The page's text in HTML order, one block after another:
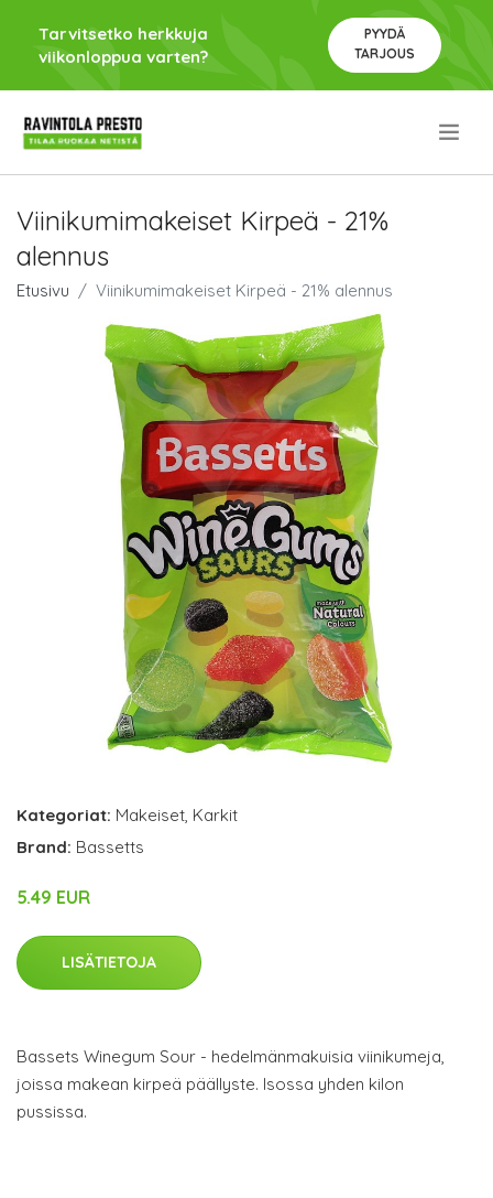
Tarvitsetko herkkuja
viikonloppua varten?
PYYDÄ
TARJOUS
Viinikumimakeiset Kirpeä - 21%
alennus
Etusivu Viinikumimakeiset Kirpeä - 21% alennus
Kategoriat: Makeiset, Karkit
Brand: Bassetts
5.49 EUR
LISÄTIETOJA
Bassets Winegum Sour - hedelmänmakuisia viinikumeja,
joissa makean kirpeä päällyste. Isossa yhden kilon
pussissa.